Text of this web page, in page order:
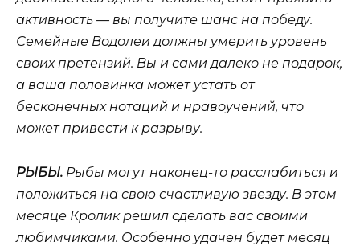
активность — вы получите шанс на победу.
Семейные Водолеи должны умерить уровень
своих претензий. Вы и сами далеко не подарок,
а ваша половинка может устать от
бесконечных нотаций и нравоучений, что
может привести к разрыву.
РЫБЫ. Рыбы могут наконец-то расслабиться и
положиться на свою счастливую звезду. В этом
месяце Кролик решил сделать вас своими
любимчиками. Особенно удачен будет месяц